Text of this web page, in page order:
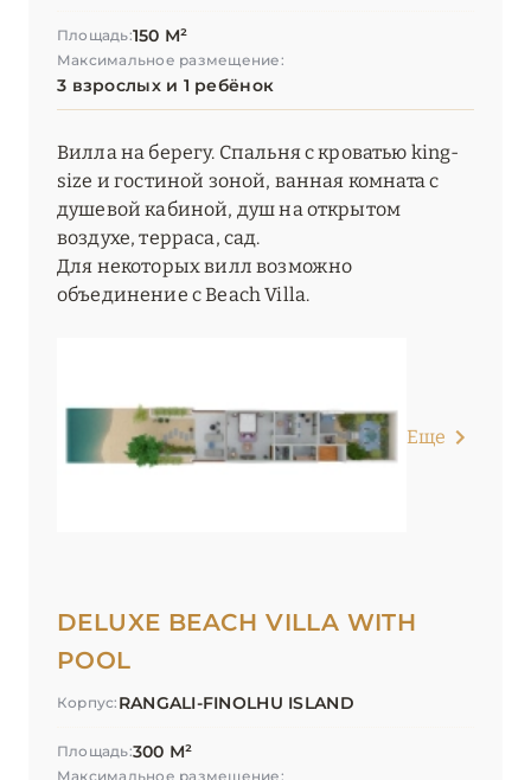
Площадь:150 М²
Максимальное размещение:
3 взрослых и 1 ребёнок
Вилла на берегу. Спальня с кроватью king-
size и гостиной зоной, ванная комната с
душевой кабиной, душ на открытом
воздухе, терраса, сад.
Для некоторых вилл возможно
объединение с Beach Villa.
Еще
DELUXE BEACH VILLA WITH
POOL
Корпус: RANGALI-FINOLHU ISLAND
Площадь:300 М²
Максимальное размещение: